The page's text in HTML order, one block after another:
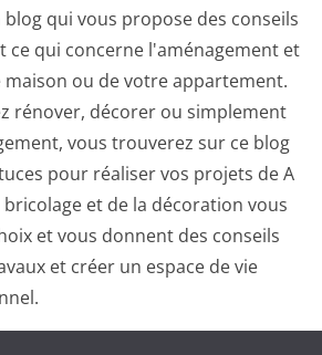
qui vous propose des conseils
qui concerne l'aménagement et
ou de votre appartement.
rénover, décorer ou simplement
vous trouverez sur ce blog
pour réaliser vos projets de A
bricolage et de la décoration vous
et vous donnent des conseils
et créer un espace de vie